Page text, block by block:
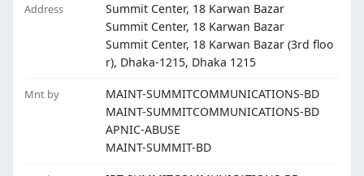
Address
Summit Center, 18 Karwan Bazar
Summit Center, 18 Karwan Bazar
Summit Center, 18 Karwan Bazar (3rd floo
r), Dhaka-1215, Dhaka 1215
Mnt by
MAINT-SUMMITCOMMUNICATIONS-BD
MAINT-SUMMITCOMMUNICATIONS-BD
APNIC-ABUSE
MAINT-SUMMIT-BD